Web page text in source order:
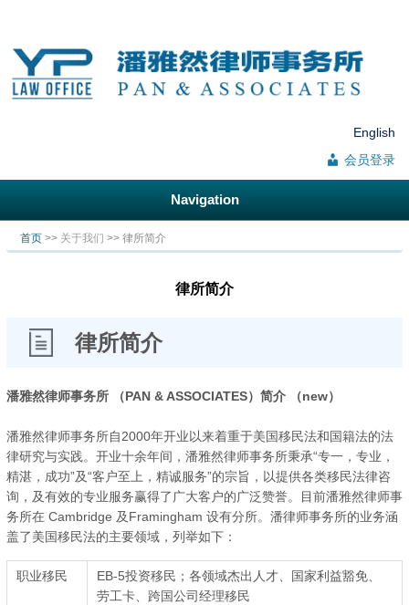
English
会员登录
Navigation
你在这里
首页 >> 关于我们 >> 律所简介
律所简介
律所简介
潘雅然律师事务所 （PAN & ASSOCIATES） 简介 （new）
潘雅然律师事务所自2000年开业以来着重于美国移民法和国籍法的法
律研究与实践。开业十余年间，潘雅然律师事务所秉承“专一，专业，
精湛，成功”及“客户至上，精诚服务”的宗旨，以提供各类移民法律咨
询，及有效的专业服务赢得了广大客户的广泛赞誉。目前潘雅然律师事
务所在 Cambridge 及Framingham 设有分所。潘律师事务所的业务涵
盖了美国移民法的主要领域，列举如下：
职业移民
EB-5投资移民；各领域杰出人才、国家利益豁免、
劳工卡、跨国公司经理移民